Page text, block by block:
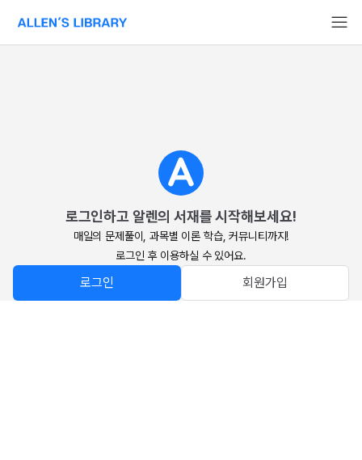
알렌의 서재 홈페이지로 이동
로그인하고 알렌의 서재를 시작해보세요!
매일의 문제풀이, 과목별 이론 학습, 커뮤니티까지!
로그인 후 이용하실 수 있어요.
로그인 회원가입